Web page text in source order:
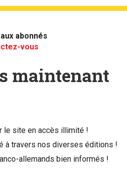
abonnés
vous
maintenant
le site en accès illimité !
à travers nos diverses éditions !
allemands bien informés !